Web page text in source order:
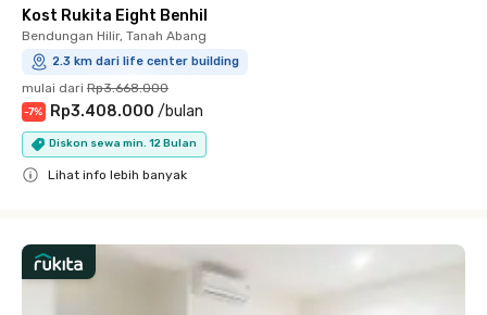
Kost Rukita Eight Benhil
Bendungan Hilir, Tanah Abang
2.3 km dari life center building
mulai dari Rp3.668.000
-7% Rp3.408.000 /bulan
Diskon sewa min. 12 Bulan
Lihat info lebih banyak